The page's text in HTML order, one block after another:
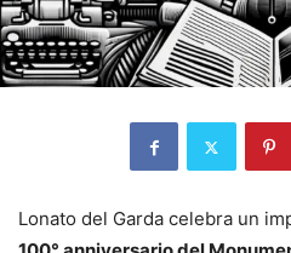
Lonato del Garda celebra un